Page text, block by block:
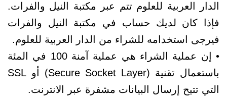
الدار العربية للعلوم تتم عبر مكتبة النيل والفرات.
فإذا كان لديك حساب في مكتبة النيل والفرات
فيرجى استخدامه للشراء من الدار العربية للعلوم.
• إن عملية الشراء هي عملية آمنة 100 في المئة
باستعمال تقنية (Secure Socket Layer) أو SSL
التي تتيح إرسال البيانات مشفرة عبر الانترنت.